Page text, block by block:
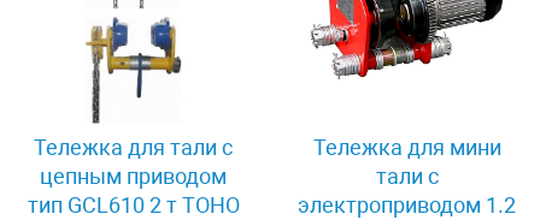
Тележка для тали с
цепным приводом
тип GCL610 2 т TOHO
Тележка для мини
тали с
электроприводом 1.2